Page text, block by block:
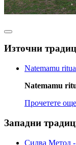
Източни
Natemamu
Natemamu
Прочетете
Западни
Силва Метод